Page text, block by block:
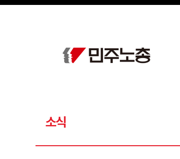
메뉴 건너뛰기
소식
Sketchbook5, 스케치북5
Sketchbook5, 스케치북5